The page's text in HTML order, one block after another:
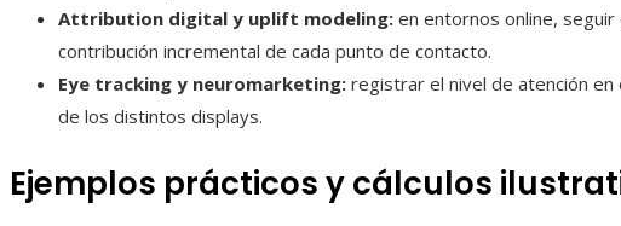
Attribution digital y uplift modeling: en entornos online,
contribución incremental de cada punto de contacto.
Eye tracking y neuromarketing: registrar el nivel de atención en
de los distintos displays.
Ejemplos prácticos y cálculos